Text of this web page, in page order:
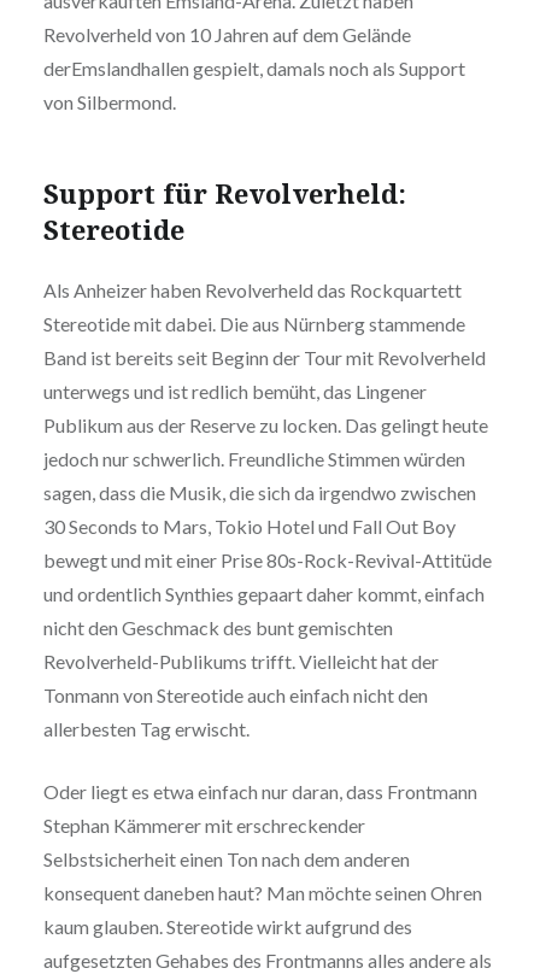
Revolverheld von 10 Jahren auf dem Gelände
derEmslandhallen gespielt, damals noch als Support
von Silbermond.
Support für Revolverheld:
Stereotide
Als Anheizer haben Revolverheld das Rockquartett
Stereotide mit dabei. Die aus Nürnberg stammende
Band ist bereits seit Beginn der Tour mit Revolverheld
unterwegs und ist redlich bemüht, das Lingener
Publikum aus der Reserve zu locken. Das gelingt heute
jedoch nur schwerlich. Freundliche Stimmen würden
sagen, dass die Musik, die sich da irgendwo zwischen
30 Seconds to Mars, Tokio Hotel und Fall Out Boy
bewegt und mit einer Prise 80s-Rock-Revival-Attitüde
und ordentlich Synthies gepaart daher kommt, einfach
nicht den Geschmack des bunt gemischten
Revolverheld-Publikums trifft. Vielleicht hat der
Tonmann von Stereotide auch einfach nicht den
allerbesten Tag erwischt.
Oder liegt es etwa einfach nur daran, dass Frontmann
Stephan Kämmerer mit erschreckender
Selbstsicherheit einen Ton nach dem anderen
konsequent daneben haut? Man möchte seinen Ohren
kaum glauben. Stereotide wirkt aufgrund des
aufgesetzten Gehabes des Frontmanns alles andere als